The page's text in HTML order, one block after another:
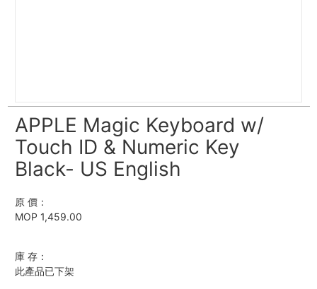
APPLE Magic Keyboard w/
Touch ID & Numeric Key
Black- US English
原 價：
MOP 1,459.00
庫 存：
此產品已下架